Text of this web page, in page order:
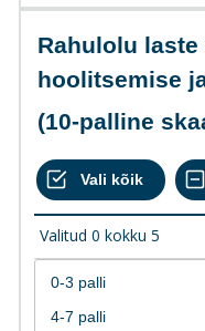
Rahulolu laste eest
hoolitsemise
(10-palline
Valitud 0 kokku 5